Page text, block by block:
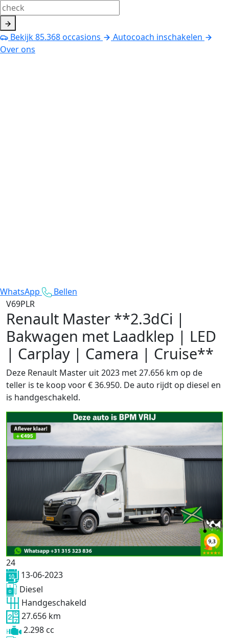
Bekijk85.368occasions
Autocoach inschakelen
Over ons
WhatsApp
Bellen
V69PLR
Renault Master **2.3dCi |
Bakwagen met Laadklep | LED
| Carplay | Camera | Cruise**
Deze Renault Master uit 2023 met 27.656 km op de
teller is te koop voor € 36.950. De auto rijdt op diesel en
is handgeschakeld.
24
13-06-2023
Diesel
Handgeschakeld
27.656 km
2.298 cc